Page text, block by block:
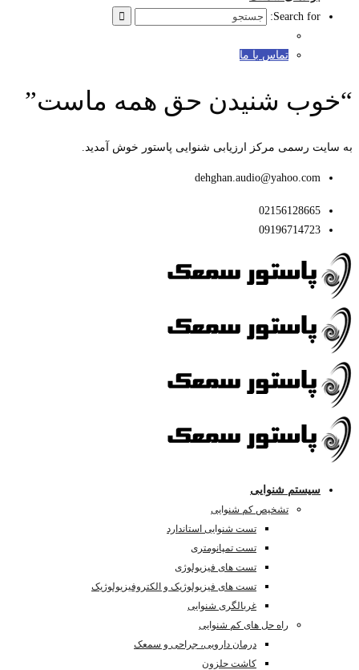
Search for:
تماس با ما
“خوب شنیدن حق همه ماست”
به سایت رسمی مرکز ارزیابی شنوایی پاستور خوش آمدید.
dehghan.audio@yahoo.com
02156128665
09196714723
سیستم شنوایی
تشخیص کم شنوایی
تست شنوایی استاندارد
تست تمپانومتری
تست های فیزیولوژی
تست های فیزیولوژیک و الکتروفیزیولوژیک
غربالگری شنوایی
راه حل های کم شنوایی
درمان دارویی، جراحی و سمعک
کاشت حلزون